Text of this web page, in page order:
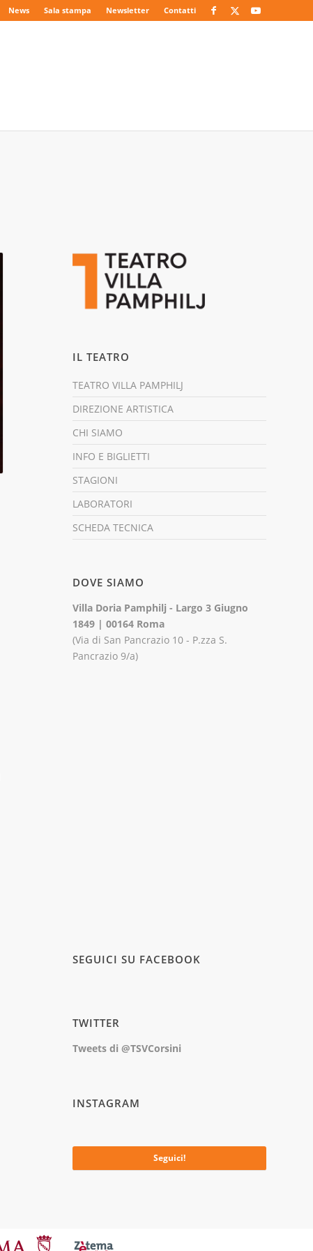
News Sala stampa Newsletter Contatti
IL TEATRO
TEATRO VILLA PAMPHILJ
DIREZIONE ARTISTICA
CHI SIAMO
INFO E BIGLIETTI
STAGIONI
LABORATORI
SCHEDA TECNICA
DOVE SIAMO
Villa Doria Pamphilj - Largo 3 Giugno
1849 | 00164 Roma
(Via di San Pancrazio 10 - P.zza S.
Pancrazio 9/a)
SEGUICI SU FACEBOOK
TWITTER
Tweets di @TSVCorsini
INSTAGRAM
Seguici!